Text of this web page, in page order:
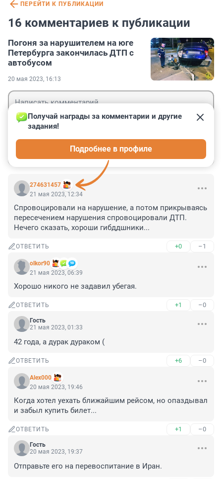
ПЕРЕЙТИ К ПУБЛИКАЦИИ
16 комментариев к публикации
Погоня за нарушителем на юге
Петербурга закончилась ДТП с
автобусом
20 мая 2023, 16:13
274631457
Получай награды за комментарии и другие
задания!
Подробнее в профиле
21 мая 2023, 12:34
Спровоцировали на нарушение, а потом прикрываясь
пересечением нарушения спровоцировали ДТП.
Нечего сказать, хороши гибддшники...
ОТВЕТИТЬ +0 –1
olkor90
21 мая 2023, 06:39
Хорошо никого не задавил убегая.
ОТВЕТИТЬ +1 –0
Гость
21 мая 2023, 01:33
42 года, а дурак дураком (
ОТВЕТИТЬ +6 –0
Alex000
20 мая 2023, 19:46
Когда хотел уехать ближайшим рейсом, но опаздывал
и забыл купить билет...
ОТВЕТИТЬ +1 –0
Гость
20 мая 2023, 19:37
Отправьте его на перевоспитание в Иран.